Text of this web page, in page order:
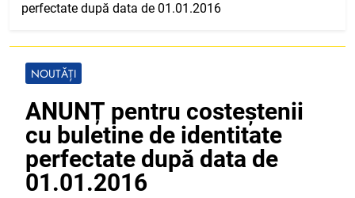
perfectate după data de 01.01.2016
NOUTĂȚI
ANUNȚ pentru costeștenii
cu buletine de identitate
perfectate după data de
01.01.2016